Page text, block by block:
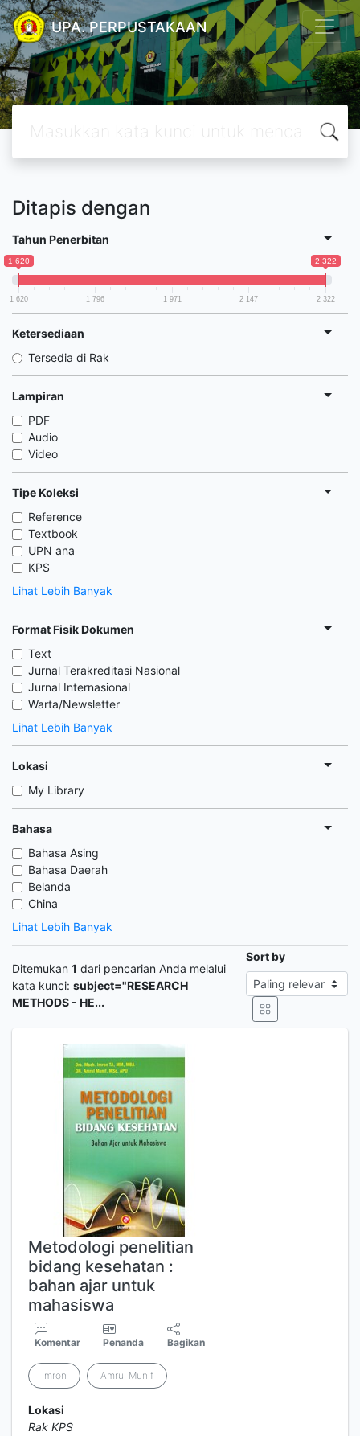
UPA. PERPUSTAKAAN
Ditapis dengan
Tahun Penerbitan
1 620 2 322
1 620 1 796 1 971 2 147 2 322
Ketersediaan
Tersedia di Rak
Lampiran
PDF
Audio
Video
Tipe Koleksi
Reference
Textbook
UPN ana
KPS
Lihat Lebih Banyak
Format Fisik Dokumen
Text
Jurnal Terakreditasi Nasional
Jurnal Internasional
Warta/Newsletter
Lihat Lebih Banyak
Lokasi
My Library
Bahasa
Bahasa Asing
Bahasa Daerah
Belanda
China
Lihat Lebih Banyak
Ditemukan 1 dari pencarian Anda melalui
kata kunci: subject="RESEARCH
METHODS - HE...
Sort by
Metodologi penelitian
bidang kesehatan :
bahan ajar untuk
mahasiswa
Komentar Penanda Bagikan
Imron Amrul Munif
Lokasi
Rak KPS